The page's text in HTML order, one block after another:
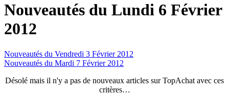
Nouveautés du Lundi 6 Février
2012
Nouveautés du Vendredi 3 Février 2012
Nouveautés du Mardi 7 Février 2012
Désolé mais il n'y a pas de nouveaux articles sur TopAchat avec ces
critères…